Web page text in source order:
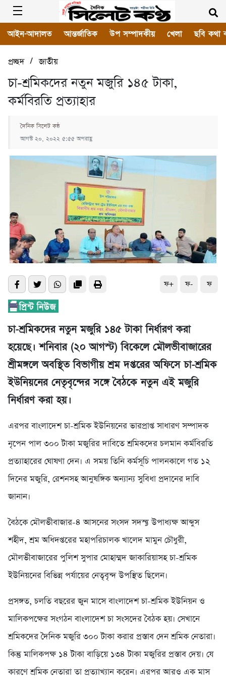
আইন-আদালত আন্তর্জাতিক উপ সম্পাদকীয় খেলা ছবি কথা
প্রচ্ছদ/জাতীয়
চা-শ্রমিকদের নতুন মজুরি ১৪৫ টাকা,
কর্মবিরতি প্রত্যাহার
দৈনিক সিলেট কন্ঠ
আগস্ট ২০, ২০২২ ৫:৫৫ অপরাহ্ণ
ফ+ ফ- ফ
চা-শ্রমিকদের নতুন মজুরি ১৪৫ টাকা নির্ধারণ করা
হয়েছে। শনিবার (২০ আগস্ট) বিকেলে মৌলভীবাজারের
শ্রীমঙ্গলে অবস্থিত বিভাগীয় শ্রম দপ্তরের অফিসে চা-শ্রমিক
ইউনিয়নের নেতৃবৃন্দের সঙ্গে বৈঠকে নতুন এই মজুরি
নির্ধারণ করা হয়।
এরপর বাংলাদেশ চা-শ্রমিক ইউনিয়নের ভারপ্রাপ্ত সাধারণ সম্পাদক
নৃপেন পাল ৩০০ টাকা মজুরির দাবিতে শ্রমিকদের চলমান কর্মবিরতি
প্রত‍্যাহারের ঘোষণা দেন। এ সময় তিনি কর্মসূচি পালনকালে গত ১২
দিনের মজুরি, রেশনসহ আনুষঙ্গিক অন্যান্য সুবিধা প্রদানের দাবি
জানান।
বৈঠকে মৌলভীবাজার-৪ আসনের সংসদ সদস‍্য উপাধ্যক্ষ আব্দুস
শহীদ, শ্রম অধিদপ্তরের মহাপরিচালক খালেদ মামুন চৌধুরী,
মৌলভীবাজারের পুলিশ সুপার মোহাম্মদ জাকারিয়াসহ চা-শ্রমিক
ইউনিয়নের বিভিন্ন পর্যায়ের নেতৃবৃন্দ উপস্থিত ছিলেন।
প্রসঙ্গত, চলতি বছরের জুন মাসে বাংলাদেশ চা-শ্রমিক ইউনিয়ন ও
মালিকপক্ষের সংগঠন বাংলাদেশ চা সংসদের বৈঠক হয়। সেখানে
শ্রমিকদের দৈনিক মজুরি ৩০০ টাকা করার প্রস্তাব দেন শ্রমিক নেতারা।
কিন্তু মালিকপক্ষ ১৪ টাকা বাড়িয়ে ১৩৪ টাকা মজুরির প্রস্তাব দেয়। যে
কারণে শ্রমিক নেতারা তা প্রত্যাখ্যান করেন। এরপর আরও এক মাস